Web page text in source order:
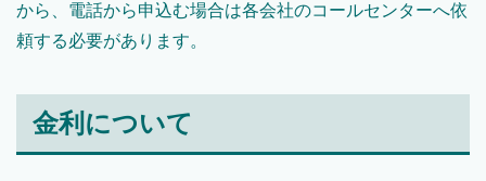
から、電話から申込む場合は各会社のコールセンターへ依
頼する必要があります。
金利について